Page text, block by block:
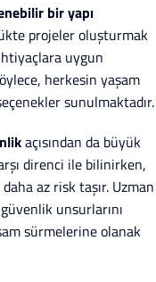
bir yapı
projeler oluşturmak
uygun
herkesin yaşam
sunulmaktadır.
açısından da büyük
direnci ile bilinirken,
az risk taşır. Uzman
unsurlarını
sürmelerine olanak